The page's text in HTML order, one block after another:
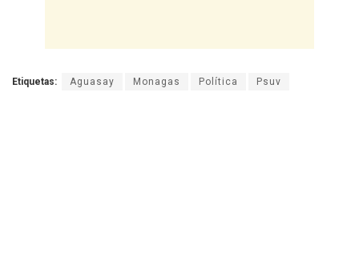
Etiquetas: Aguasay Monagas Política Psuv